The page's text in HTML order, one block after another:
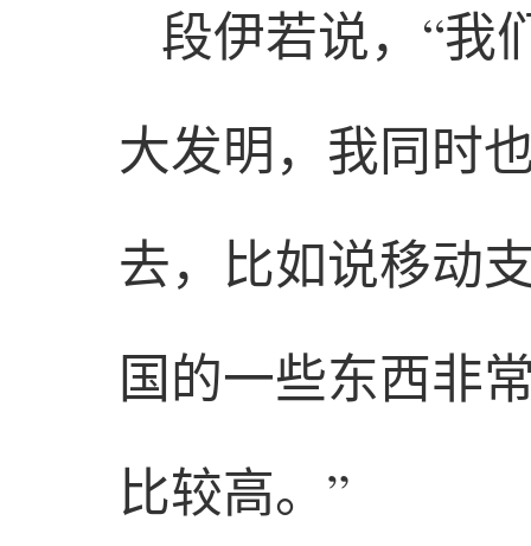
段伊若说，“我
大发明，我同时
去，比如说移动
国的一些东西非
比较高。”